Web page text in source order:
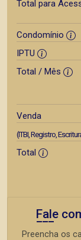
Total para
Condomínio
IPTU
Total / Mês
Venda
(ITBI, Registro,
Total
Fale
Preencha os